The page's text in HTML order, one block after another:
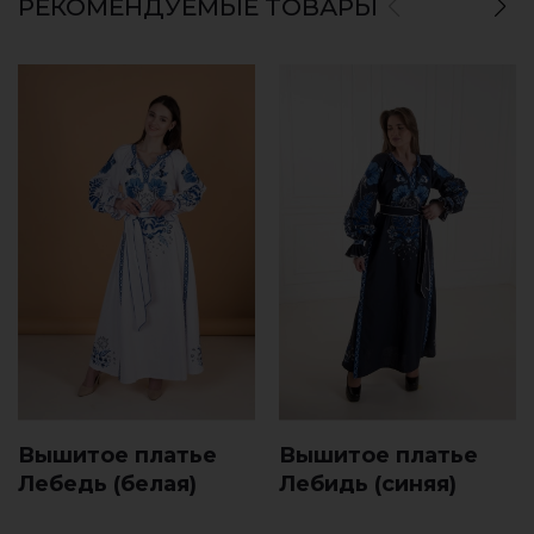
РЕКОМЕНДУЕМЫЕ ТОВАРЫ
Вышитое платье
Лебeдь (белая)
Вышитое платье
Лебидь (синяя)